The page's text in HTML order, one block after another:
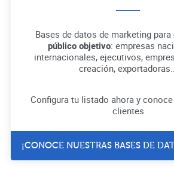
Bases de datos de marketing para
público objetivo: empresas
internacionales, ejecutivos,
creación, exportadoras...
Configura tu listado ahora y
clientes
¡CONOCE NUESTRAS BASES DE